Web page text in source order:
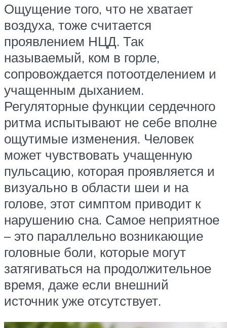
Ощущение того, что не хватает
воздуха, тоже считается
проявлением НЦД. Так
называемый, ком в горле,
сопровождается потоотделением и
учащенным дыханием.
Регуляторные функции сердечного
ритма испытывают не себе вполне
ощутимые изменения. Человек
может чувствовать учащенную
пульсацию, которая проявляется и
визуально в области шеи и на
голове, этот симптом приводит к
нарушению сна. Самое неприятное
– это параллельно возникающие
головные боли, которые могут
затягиваться на продолжительное
время, даже если внешний
источник уже отсутствует.